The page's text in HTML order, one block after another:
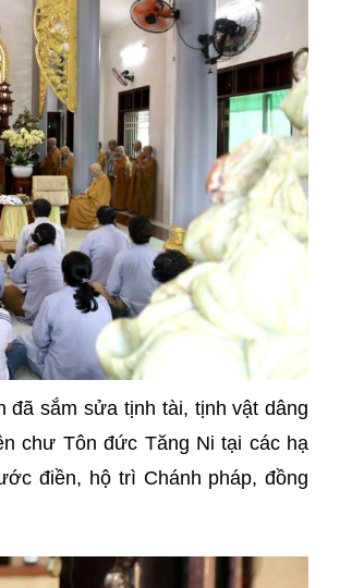
sắm sửa tịnh tài, tịnh vật dâng
chư Tôn đức Tăng Ni tại các hạ
điền, hộ trì Chánh pháp, đồng